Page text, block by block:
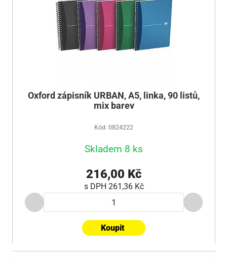
Oxford zápisník URBAN, A5, linka, 90 listů,
mix barev
Kód: 0824222
Skladem 8 ks
216,00 Kč
s DPH 261,36 Kč
Koupit